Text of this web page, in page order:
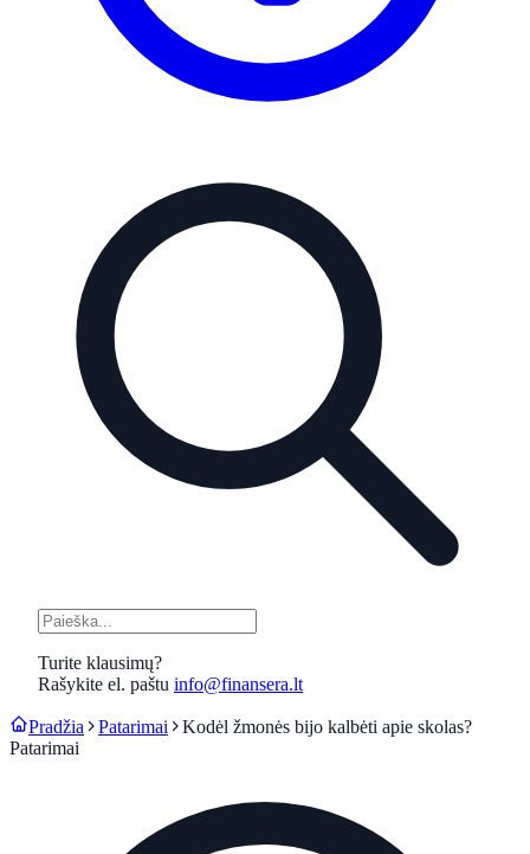
Turite klausimų?
Rašykite el. paštu info@finansera.lt
Pradžia Patarimai
Kodėl žmonės bijo kalbėti apie skolas?
Patarimai